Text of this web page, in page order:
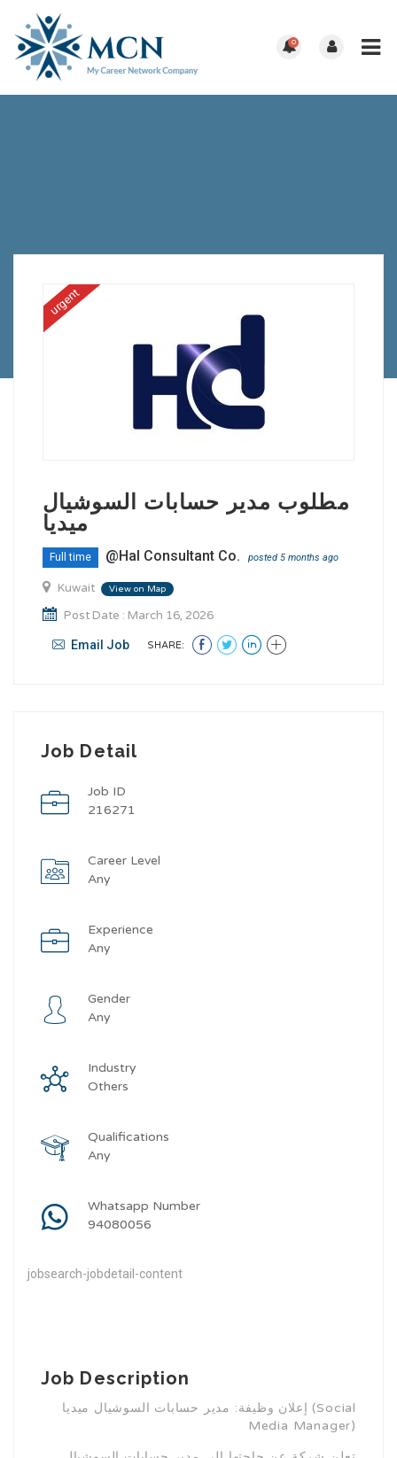
0
urgent
مطلوب مدير حسابات السوشيال
ميديا
Full time @Hal Consultant Co. posted 5 months ago
Kuwait View on Map
Post Date : March 16, 2026
Email Job SHARE:
Job Detail
Job ID
216271
Career Level
Any
Experience
Any
Gender
Any
Industry
Others
Qualifications
Any
Whatsapp Number
94080056
jobsearch-jobdetail-content
Job Description
إعلان وظيفة: مدير حسابات السوشيال ميديا (Social
Media Manager)